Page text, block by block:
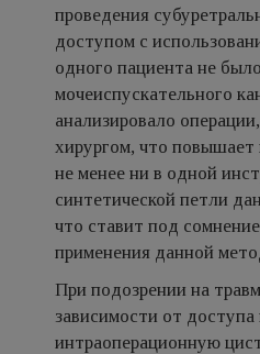
проведения
доступом с
одного пациента не
мочеиспускательного
анализировало
хирургом, что повышает
не менее ни в одной
синтетической петли
что ставит под
применения данной
При подозрении на
зависимости от
интраоперационную